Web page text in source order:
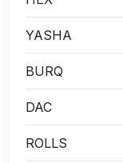
YASHA
BURQ
DAC
ROLLS